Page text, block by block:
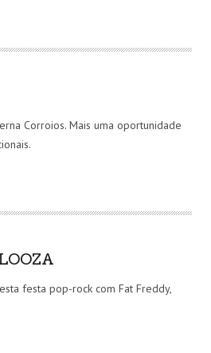
Corroios. Mais uma oportunidade
festa pop-rock com Fat Freddy,